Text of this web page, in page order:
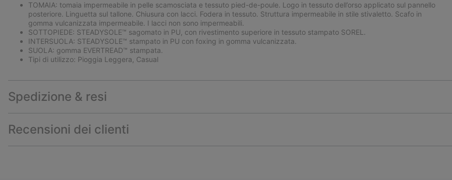
TOMAIA: tomaia impermeabile in pelle scamosciata e tessuto pied-de-poule. Logo in tessuto dell’orso applicato sul pannello
posteriore. Linguetta sul tallone. Chiusura con lacci. Fodera in tessuto. Struttura impermeabile in stile stivaletto. Scafo in
gomma vulcanizzata impermeabile. I lacci non sono impermeabili.
SOTTOPIEDE: STEADYSOLE™ sagomato in PU, con rivestimento superiore in tessuto stampato SOREL.
INTERSUOLA: STEADYSOLE™ stampato in PU con foxing in gomma vulcanizzata.
SUOLA: gomma EVERTREAD™ stampata.
Tipi di utilizzo: Pioggia Leggera, Casual
Spedizione & resi
Recensioni dei clienti